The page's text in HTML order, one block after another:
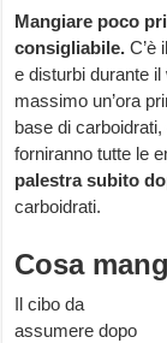
Mangiare poco
consigliabile.C’è
e disturbi durante
massimo un’ora
base di
forniranno tutte le
palestra subito
carboidrati.
Cosa
Il cibo da
assumere dopo